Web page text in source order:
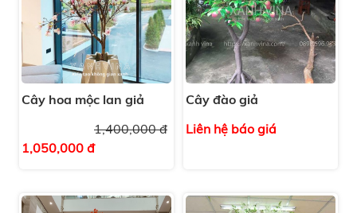
Cây hoa mộc lan giả
1,400,000 đ
1,050,000 đ
Cây đào giả
Liên hệ báo giá